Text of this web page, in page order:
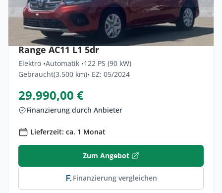
Privat & Gewerbe
Renault Kangoo-e-tech Equilibre Comfort
Range AC11 L1 5dr
Elektro •Automatik •122 PS (90 kW)
Gebraucht(3.500 km)• EZ: 05/2024
29.990,00 €
Finanzierung durch Anbieter
Lieferzeit: ca. 1 Monat
Zum Angebot
Finanzierung vergleichen